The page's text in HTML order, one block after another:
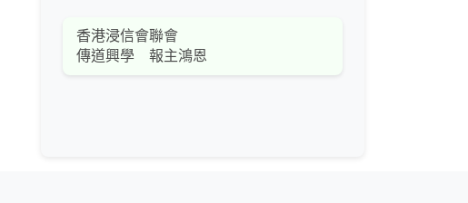
香港浸信會聯會
傳道興學 報主鴻恩